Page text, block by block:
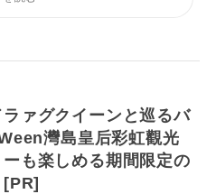
ァグクイーンと巡るバ
灣島皇后彩虹觀光
も楽しめる期間限定の